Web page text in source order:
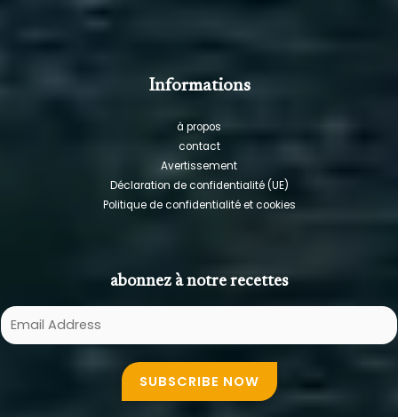
Informations
à propos
contact
Avertissement
Déclaration de confidentialité (UE)
Politique de confidentialité et cookies
abonnez à notre recettes
E
m
SUBSCRIBE NOW